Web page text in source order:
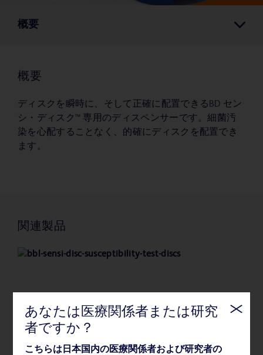
概要
概要
ディスクを瞬時に、そして正確に配置できるBD セン
シ・ディスク™ 専用のディスペンサーです。細菌汚
染を心配することなく、的確にディスクを配置でき
ます。
関連製品
あなたは医療関係者または研究
者ですか？
こちらは日本国内の医療関係者および研究者の